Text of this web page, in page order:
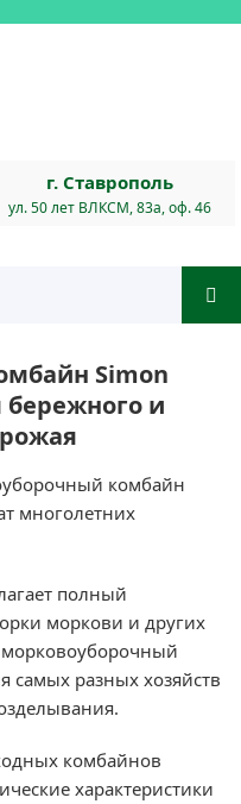
г. Ставрополь
ул. 50 лет ВЛКСМ, 83а, оф. 46
Simon
и
комбайн
многолетних
полный
моркови и других
самых разных хозяйств
комбайнов
характеристики